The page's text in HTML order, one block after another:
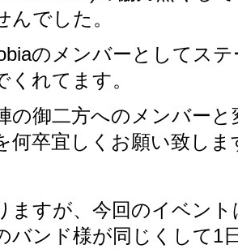
んでした。
のメンバーとしてス
くれてます。
の御二方へのメンバーと
何卒宜しくお願い致しま
ますが、今回のイベント
バンド様が同じくして1